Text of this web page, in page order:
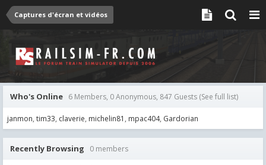
Captures d'écran et vidéos
Who's Online 6 Members, 0 Anonymous, 847 Guests (See full list)
janmon tim33 claverie michelin81 mpac404 Gardorian
Recently Browsing 0 members